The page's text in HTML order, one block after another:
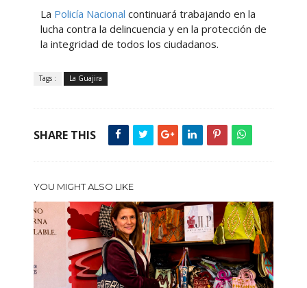
La Policía Nacional continuará trabajando en la
lucha contra la delincuencia y en la protección de
la integridad de todos los ciudadanos.
Tags : La Guajira
SHARE THIS
YOU MIGHT ALSO LIKE